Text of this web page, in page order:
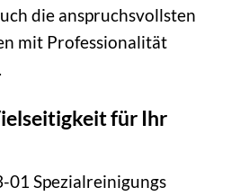
die anspruchsvollsten
mit Professionalität
für Ihr
01 Spezialreinigungs